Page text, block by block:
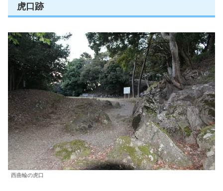
虎口跡
西曲輪の虎口